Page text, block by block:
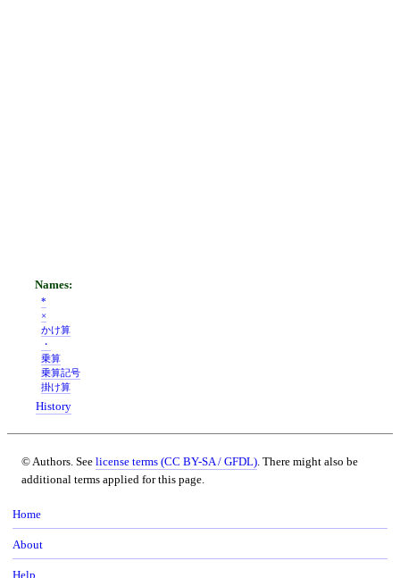
*
×
かけ算
・
乗算
乗算記号
掛け算
History
© Authors. See license terms (CC BY-SA / GFDL) . There might also be
additional terms applied for this page.
Home
About
Help